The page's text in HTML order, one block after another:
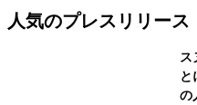
人気のプレスリリース
ス
の